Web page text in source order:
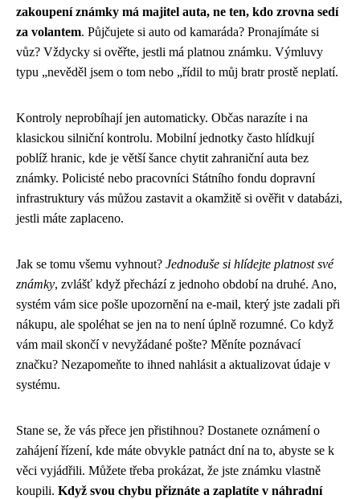
zakoupení známky má majitel auta, ne ten, kdo zrovna sedí
za volantem. Půjčujete si auto od kamaráda? Pronajímáte si
vůz? Vždycky si ověřte, jestli má platnou známku. Výmluvy
typu „nevěděl jsem o tom nebo „řídil to můj bratr prostě neplatí.
Kontroly neprobíhají jen automaticky. Občas narazíte i na
klasickou silniční kontrolu. Mobilní jednotky často hlídkují
poblíž hranic, kde je větší šance chytit zahraniční auta bez
známky. Policisté nebo pracovníci Státního fondu dopravní
infrastruktury vás můžou zastavit a okamžitě si ověřit v databázi,
jestli máte zaplaceno.
Jak se tomu všemu vyhnout? Jednoduše si hlídejte platnost své
známky, zvlášť když přechází z jednoho období na druhé. Ano,
systém vám sice pošle upozornění na e-mail, který jste zadali při
nákupu, ale spoléhat se jen na to není úplně rozumné. Co když
vám mail skončí v nevyžádané pošte? Měníte poznávací
značku? Nezapomeňte to ihned nahlásit a aktualizovat údaje v
systému.
Stane se, že vás přece jen přistihnou? Dostanete oznámení o
zahájení řízení, kde máte obvykle patnáct dní na to, abyste se k
věci vyjádřili. Můžete třeba prokázat, že jste známku vlastně
koupili. Když svou chybu přiznáte a zaplatíte v náhradní